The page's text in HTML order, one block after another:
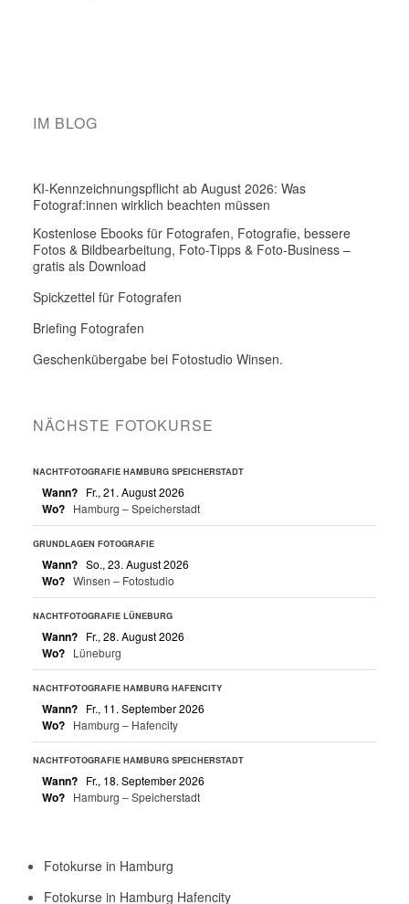
IM BLOG
KI-Kennzeichnungspflicht ab August 2026: Was
Fotograf:innen wirklich beachten müssen
Kostenlose Ebooks für Fotografen, Fotografie, bessere
Fotos & Bildbearbeitung, Foto-Tipps & Foto-Business –
gratis als Download
Spickzettel für Fotografen
Briefing Fotografen
Geschenkübergabe bei Fotostudio Winsen.
NÄCHSTE FOTOKURSE
NACHTFOTOGRAFIE HAMBURG SPEICHERSTADT
Wann? Fr., 21. August 2026
Wo? Hamburg – Speicherstadt
GRUNDLAGEN FOTOGRAFIE
Wann? So., 23. August 2026
Wo? Winsen – Fotostudio
NACHTFOTOGRAFIE LÜNEBURG
Wann? Fr., 28. August 2026
Wo? Lüneburg
NACHTFOTOGRAFIE HAMBURG HAFENCITY
Wann? Fr., 11. September 2026
Wo? Hamburg – Hafencity
NACHTFOTOGRAFIE HAMBURG SPEICHERSTADT
Wann? Fr., 18. September 2026
Wo? Hamburg – Speicherstadt
Fotokurse in Hamburg
Fotokurse in Hamburg Hafencity